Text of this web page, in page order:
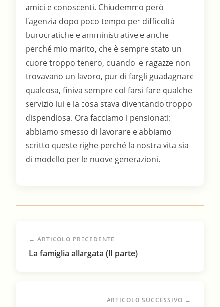
amici e conoscenti. Chiudemmo però
l’agenzia dopo poco tempo per difficoltà
burocratiche e amministrative e anche
perché mio marito, che è sempre stato un
cuore troppo tenero, quando le ragazze non
trovavano un lavoro, pur di fargli guadagnare
qualcosa, finiva sempre col farsi fare qualche
servizio lui e la cosa stava diventando troppo
dispendiosa. Ora facciamo i pensionati:
abbiamo smesso di lavorare e abbiamo
scritto queste righe perché la nostra vita sia
di modello per le nuove generazioni.
← ARTICOLO PRECEDENTE
La famiglia allargata (II parte)
ARTICOLO SUCCESSIVO →